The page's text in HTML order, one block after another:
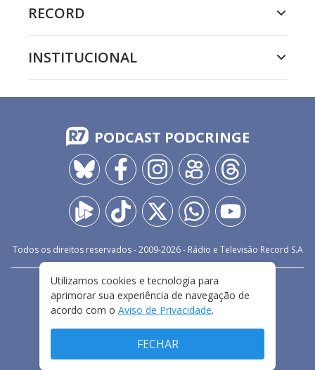
RECORD
INSTITUCIONAL
PODCAST PODCRINGE
Todos os direitos reservados - 2009-2026- Rádio e Televisão Record S.A
FALE CONOSCO
PRIVACIDADE
TERMOS E CONDIÇÕES DE USO
Utilizamos cookies e tecnologia para
aprimorar sua experiência de navegação de
acordo com o Aviso de Privacidade.
FECHAR